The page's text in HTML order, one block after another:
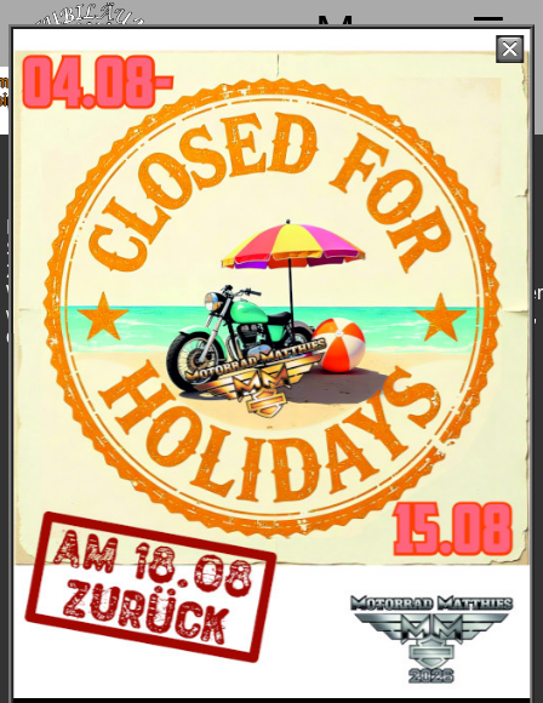
Menu
von 4. bis 15.08. Sommerpause
18.08. wieder mit voller Power für
Harley goes Feldberg - Harleywood im
Herbst 2011
Im Herbst startete wie jedes Jahr unser Probefahrt-Event im
Schwarzwald "Harleywood" mit den Bikes des Modelljahres
2012 sowie Party, Musik und allem Drum und Dran.
Wer dabei war, mag das Wochenende 24. / 25. September hier
wiederfinden - wer aber nicht dabei war, mag Lust bekommen,
dieses Highlight des Jahres das nächste Mal mit zu erleben!
Insgesamt:
Auch das
sonnige, warme
Herbstwetter
lockte reichlich
manche
begleiteten uns
auf unserer
gemeinsamen
Tour von TUT-
Nendingen,
andere kamen
Insgesamt: